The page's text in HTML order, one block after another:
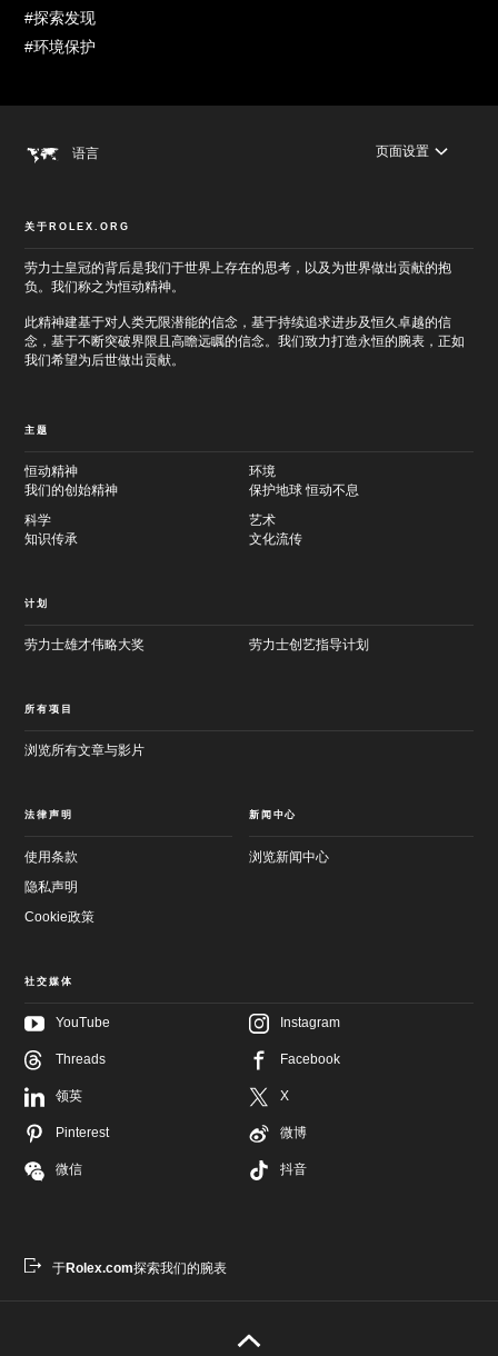
跳
至
主
要
内
容
跳
页
尾
#探索发现
#环境保护
语言 页面设置
关于ROLEX.ORG
劳力士皇冠的背后是我们于世界上存在的思考，以及为世界做出贡献的抱
负。我们称之为恒动精神。
此精神建基于对人类无限潜能的信念，基于持续追求进步及恒久卓越的信
念，基于不断突破界限且高瞻远瞩的信念。我们致力打造永恒的腕表，正如
我们希望为后世做出贡献。
主题
恒动精神
我们的创始精神
环境
保护地球 恒动不息
科学
知识传承
艺术
文化流传
计划
劳力士雄才伟略大奖 劳力士创艺指导计划
所有项目
浏览所有文章与影片
法律声明
使用条款
隐私声明
Cookie政策
新闻中心
浏览新闻中心
社交媒体
YouTube Instagram
Threads Facebook
领英 X
Pinterest 微博
微信 抖音
于Rolex.com探索我们的腕表